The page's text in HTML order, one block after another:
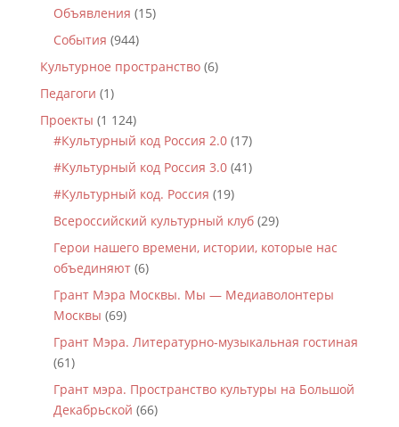
Объявления (15)
События (944)
Культурное пространство(6)
Педагоги (1)
Проекты (1 124)
#Культурный код Россия 2.0(17)
#Культурный код Россия 3.0(41)
#Культурный код. Россия (19)
Всероссийский культурный клуб(29)
Герои нашего времени, истории, которые нас
объединяют(6)
Грант Мэра Москвы. Мы — Медиаволонтеры
Москвы (69)
Грант Мэра. Литературно-музыкальная гостиная
(61)
Грант мэра. Пространство культуры на Большой
Декабрьской (66)